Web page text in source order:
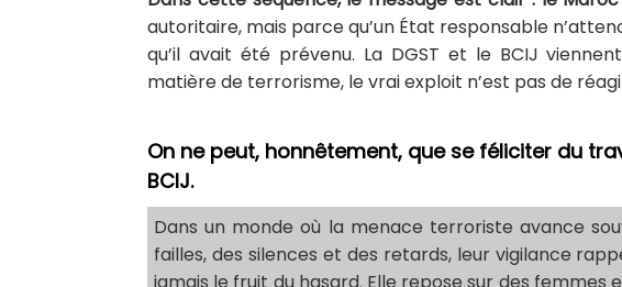
autoritaire, mais parce qu’un État responsable
qu’il avait été prévenu. La DGST et le BCIJ
matière de terrorisme, le vrai exploit n’est pas de
​On ne peut, honnêtement, que se féliciter du
BCIJ.
Dans un monde où la menace terroriste avance
failles, des silences et des retards, leur vigilance
jamais le fruit du hasard. Elle repose sur des femmes